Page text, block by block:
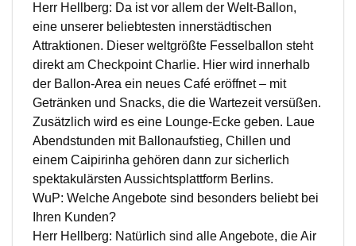
Herr Hellberg: Da ist vor allem der Welt-Ballon,
eine unserer beliebtesten innerstädtischen
Attraktionen. Dieser weltgrößte Fesselballon steht
direkt am Checkpoint Charlie. Hier wird innerhalb
der Ballon-Area ein neues Café eröffnet – mit
Getränken und Snacks, die die Wartezeit versüßen.
Zusätzlich wird es eine Lounge-Ecke geben. Laue
Abendstunden mit Ballonaufstieg, Chillen und
einem Caipirinha gehören dann zur sicherlich
spektakulärsten Aussichtsplattform Berlins.
WuP: Welche Angebote sind besonders beliebt bei
Ihren Kunden?
Herr Hellberg: Natürlich sind alle Angebote, die Air